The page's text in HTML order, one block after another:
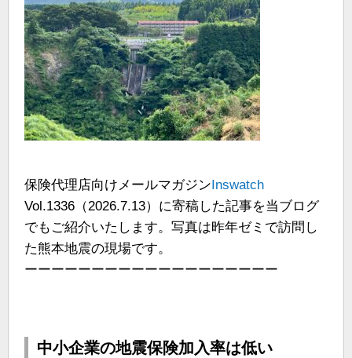
保険代理店向けメールマガジンInswatch
Vol.1336（2026.7.13）に寄稿した記事を当ブログ
でもご紹介いたします。写真は昨年ゼミで訪問し
た熊本地震の現場です。
ーーーーーーーーーーーーーーーーーーー
中小企業の地震保険加入率は低い